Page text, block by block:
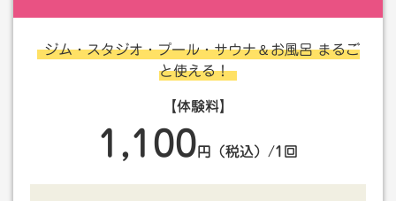
ジム・スタジオ・プール・サウナ＆お風呂 まるご
と使える！
【体験料】
1,100 円（税込）/1回